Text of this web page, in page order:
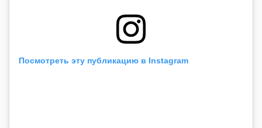
Посмотреть эту публикацию в Instagram